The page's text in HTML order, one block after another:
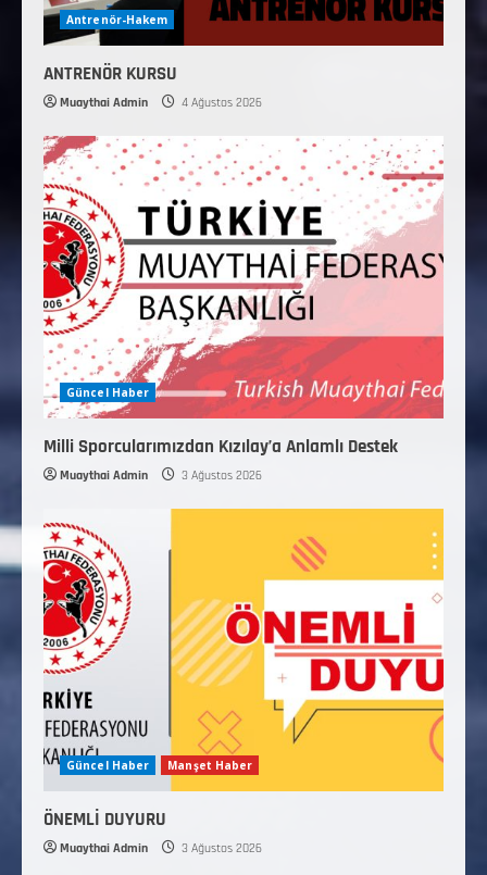
Antrenör-Hakem
ANTRENÖR KURSU
Muaythai Admin 4 Ağustos 2026
Güncel Haber
Milli Sporcularımızdan Kızılay’a Anlamlı Destek
Muaythai Admin 3 Ağustos 2026
Güncel Haber Manşet Haber
ÖNEMLİ DUYURU
Muaythai Admin 3 Ağustos 2026